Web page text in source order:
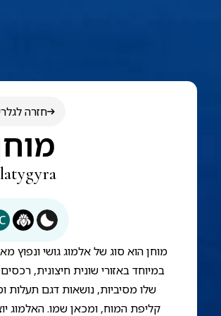
חזרה
מוחן הוא סוג של אלמוג גושי ונפוץ
במיוחד באזורי שונית חיצונית, רכסים
שלו מסיביות, נושאות דגם תעלות
קליפת המוח, ומכאן שמו. האלמוג